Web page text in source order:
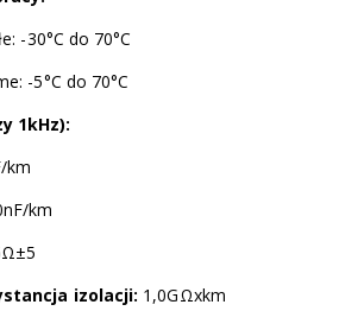
-30°C do 70°C
-5°C do 70°C
1kHz):
km
km
izolacji: 1,0GΩxkm